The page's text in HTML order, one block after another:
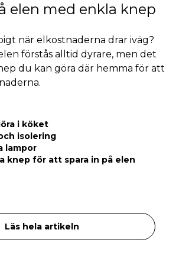
elen med enkla knep
när elkostnaderna drar iväg?
förstås alltid dyrare, men det
du kan göra där hemma för att
i köket
isolering
lampor
knep för att spara in på elen
Läs hela artikeln